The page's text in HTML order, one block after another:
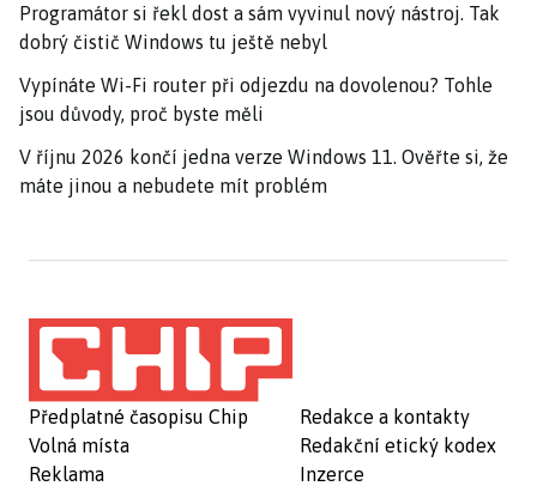
Programátor si řekl dost a sám vyvinul nový nástroj. Tak
dobrý čistič Windows tu ještě nebyl
Vypínáte Wi-Fi router při odjezdu na dovolenou? Tohle
jsou důvody, proč byste měli
V říjnu 2026 končí jedna verze Windows 11. Ověřte si, že
máte jinou a nebudete mít problém
Předplatné časopisu Chip
Volná místa
Reklama
Redakce a kontakty
Redakční etický kodex
Inzerce